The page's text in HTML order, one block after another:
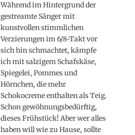
Während im Hintergrund der
gestreamte Sänger mit
kunstvollen stimmlichen
Verzierungen im 6/8-Takt vor
sich hin schmachtet, kämpfe
ich mit salzigem Schafskäse,
Spiegelei, Pommes und
Hörnchen, die mehr
Schokocreme enthalten als Teig.
Schon gewöhnungsbedürftig,
dieses Frühstück! Aber wer alles
haben will wie zu Hause, sollte